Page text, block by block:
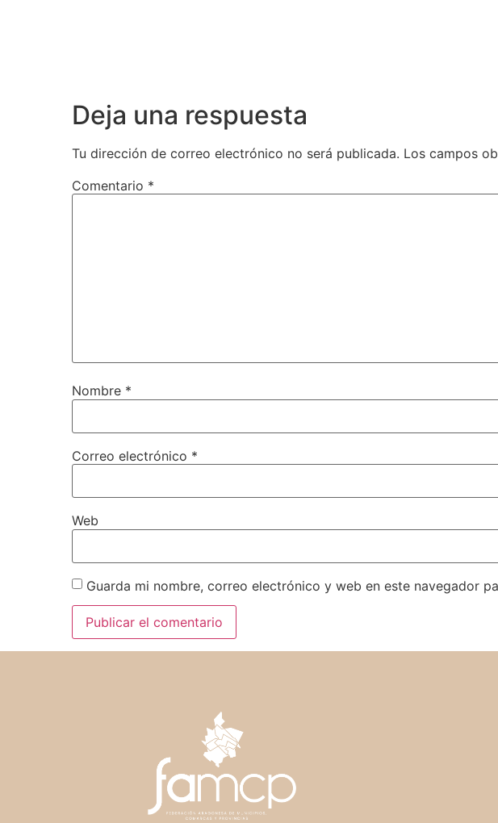
Deja una respuesta
Tu dirección de correo electrónico no será publicada. Los campos
Comentario *
Nombre *
Correo electrónico *
Web
Guarda mi nombre, correo electrónico y web en este navegador